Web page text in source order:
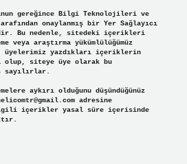
gereğince Bilgi Teknolojileri ve
onaylanmış bir Yer Sağlayıcı
Bu nedenle, sitedeki içerikleri
veya araştırma yükümlülüğümüz
üyelerimiz yazdıkları içeriklerin
olup, siteye üye olarak bu
sayılırlar.
aykırı olduğunu düşündüğünüz
adresine
içerikler yasal süre içerisinde